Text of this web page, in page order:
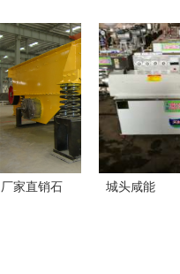
类及注塑机
集中供料系
统批发——
恒荣机械设
备专家解析
标杆 河南
二纺机如何
实现千家企
业工装下的
质造奇迹
厂家直销石
城头咸能